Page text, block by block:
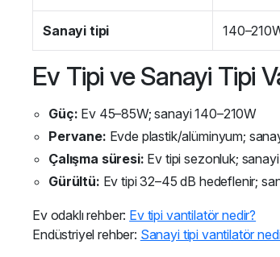
Sanayi tipi
Ev Tipi ve Sanayi Tipi
Güç: Ev 45–85W; sanayi 140–210W
Pervane: Evde plastik/alüminyum;
Çalışma süresi: Ev tipi sezonluk;
Gürültü: Ev tipi 32–45 dB hedeflenir;
Ev odaklı rehber: Ev tipi vantilatör nedir?
Endüstriyel rehber: Sanayi tipi vantilatör